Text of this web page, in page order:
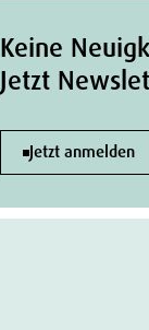
Keine
Jetzt
Jetzt anmelden